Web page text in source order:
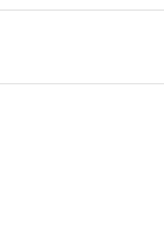
けます。